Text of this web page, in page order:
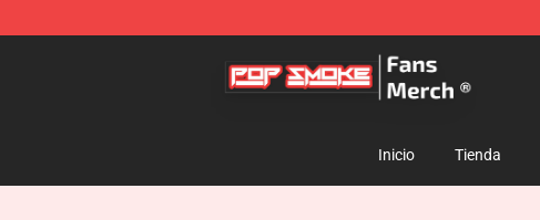
Pop Smoke Store - Official Pop Smoke Merchandise Shop
Inicio Tienda